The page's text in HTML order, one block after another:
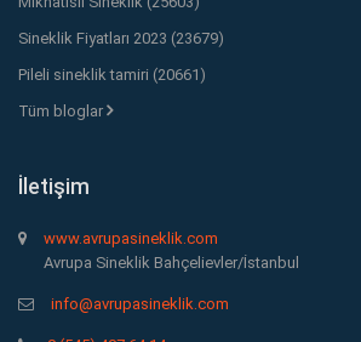
Sineklik Fiyatları 2023 (23679)
Pileli sineklik tamiri (20661)
Tüm bloglar
İletişim
www.avrupasineklik.com
Avrupa Sineklik Bahçelievler/İstanbul
info@avrupasineklik.com